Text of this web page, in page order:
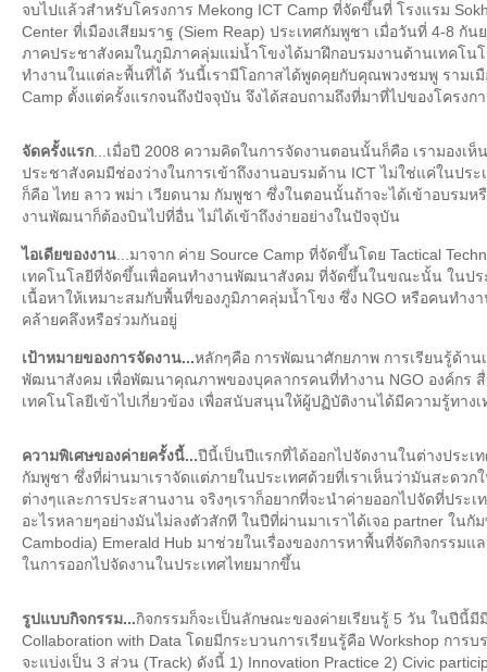
จบไปแล้วสำหรับโครงการ Mekong ICT Camp ที่จัดขึ้นที่ โรงแรม
Center ที่เมืองเสียมราฐ (Siem Reap) ประเทศกัมพูชา เมื่อวันที่ 4-8 กั
ภาคประชาสังคมในภูมิภาคลุ่มแม่น้ำโขงได้มาฝึกอบรมงานด้านเทคโน
ทำงานในแต่ละพื้นที่ได้ วันนี้เรามีโอกาสได้พูดคุยกับคุณพวงชมพู รามเมื
Camp ตั้งแต่ครั้งแรกจนถึงปัจจุบัน จึงได้สอบถามถึงที่มาที่ไปของโครง
จัดครั้งแรก ...เมื่อปี 2008 ความคิดในการจัดงานตอนนั้นก็คือ เรามองเ
ประชาสังคมมีช่องว่างในการเข้าถึงงานอบรมด้าน ICT ไม่ใช่แค่ในปร
ก็คือ ไทย ลาว พม่า เวียดนาม กัมพูชา ซึ่งในตอนนั้นถ้าจะได้เข้าอบรม
งานพัฒนาก็ต้องบินไปที่อื่น ไม่ได้เข้าถึงง่ายอย่างในปัจจุบัน
ไอเดียของงาน ...มาจาก ค่าย Source Camp ที่จัดขึ้นโดย Tactical
เทคโนโลยีที่จัดขึ้นเพื่อคนทำงานพัฒนาสังคม ที่จัดขึ้นในขณะนั้น ในปร
เนื้อหาให้เหมาะสมกับพื้นที่ของภูมิภาคลุ่มน้ำโขง ซึ่ง NGO หรือคนทำ
คล้ายคลึงหรือร่วมกันอยู่
เป้าหมายของการจัดงาน...หลักๆคือ การพัฒนาศักยภาพ การเรียนรู้ด้า
พัฒนาสังคม เพื่อพัฒนาคุณภาพของบุคลากรคนที่ทำงาน NGO องค์กร
เทคโนโลยีเข้าไปเกี่ยวข้อง เพื่อสนับสนุนให้ผู้ปฏิบัติงานได้มีความรู้ทา
ความพิเศษของค่ายครั้งนี้...ปีนี้เป็นปีแรกที่ได้ออกไปจัดงานในต่างประเ
กัมพูชา ซึ่งที่ผ่านมาเราจัดแต่ภายในประเทศด้วยที่เราเห็นว่ามันสะดว
ต่างๆและการประสานงาน จริงๆเราก็อยากที่จะนำค่ายออกไปจัดที่ปร
อะไรหลายๆอย่างมันไม่ลงตัวสักที ในปีที่ผ่านมาเราได้เจอ partner ในกั
Cambodia) Emerald Hub มาช่วยในเรื่องของการหาพื้นที่จัดกิจกรรม
ในการออกไปจัดงานในประเทศไทยมากขึ้น
รูปแบบกิจกรรม...กิจกรรมก็จะเป็นลักษณะของค่ายเรียนรู้ 5 วัน ในปีนี้มี
Collaboration with Data โดยมีกระบวนการเรียนรู้คือ Workshop การ
จะแบ่งเป็น 3 ส่วน (Track) ดังนี้ 1) Innovation Practice 2) Civic